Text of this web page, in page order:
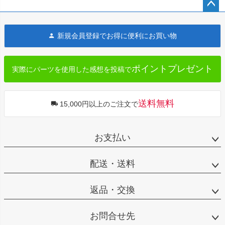
へ
新規会員登録でお得に便利にお買い物
実際にパーツを使用した感想を投稿でポイントプレゼント
15,000円以上のご注文で送料無料
お支払い
配送・送料
返品・交換
お問合せ先